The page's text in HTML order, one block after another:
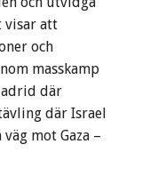
visar att
och
masskamp
där
där Israel
mot Gaza –